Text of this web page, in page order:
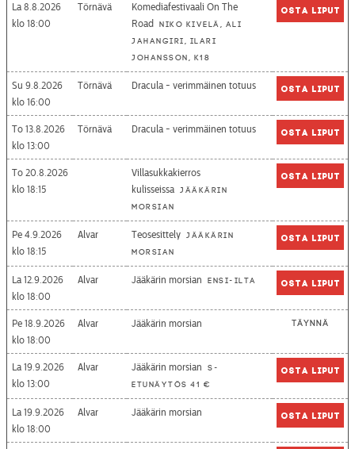
La 8.8.2026
18:00
Törnävä
Komediafestivaali On The
Road
Niko Kivelä, Ali
Jahangiri, Ilari
Johansson, K18
Osta liput
Su 9.8.2026
16:00
Törnävä Dracula - verimmäinen totuus Osta liput
To 13.8.2026
13:00
Törnävä Dracula - verimmäinen totuus Osta liput
To 20.8.2026
18:15
Villasukkakierros
kulisseissa Jääkärin
morsian
Osta liput
Pe 4.9.2026
18:15
Alvar Teosesittely Jääkärin
morsian
Osta liput
La 12.9.2026
18:00
Alvar Jääkärin morsian Ensi-ilta Osta liput
Pe 18.9.2026
18:00
Alvar Jääkärin morsian Täynnä
La 19.9.2026
13:00
Alvar Jääkärin morsian
S-
etunäytös 41 €
Osta liput
La 19.9.2026
18:00
Alvar Jääkärin morsian Osta liput